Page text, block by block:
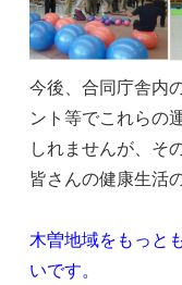
今後、合同庁舎内
ント等でこれらの
しれませんが、そ
皆さんの健康生活
木曽地域をもっと
いです。